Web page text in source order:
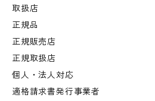
取扱店
正規品
正規販売店
正規取扱店
個人・法人対応
適格請求書発行事業者